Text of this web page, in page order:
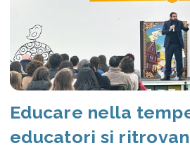
Educare nella
educatori si